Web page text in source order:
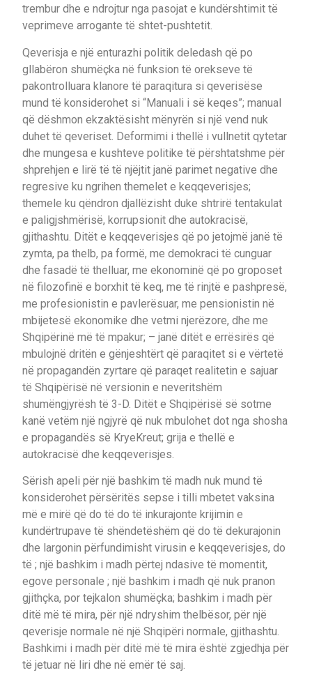
trembur dhe e ndrojtur nga pasojat e kundërshtimit të
veprimeve arrogante të shtet-pushtetit.
Qeverisja e një enturazhi politik deledash që po
gllabëron shumëçka në funksion të orekseve të
pakontrolluara klanore të paraqitura si qeverisëse
mund të konsiderohet si “Manuali i së keqes”; manual
që dëshmon ekzaktësisht mënyrën si një vend nuk
duhet të qeveriset. Deformimi i thellë i vullnetit qytetar
dhe mungesa e kushteve politike të përshtatshme për
shprehjen e lirë të të njëjtit janë parimet negative dhe
regresive ku ngrihen themelet e keqqeverisjes;
themele ku qëndron djallëzisht duke shtrirë tentakulat
e paligjshmërisë, korrupsionit dhe autokracisë,
gjithashtu. Ditët e keqqeverisjes që po jetojmë janë të
zymta, pa thelb, pa formë, me demokraci të cunguar
dhe fasadë të thelluar, me ekonominë që po groposet
në filozofinë e borxhit të keq, me të rinjtë e pashpresë,
me profesionistin e pavlerësuar, me pensionistin në
mbijetesë ekonomike dhe vetmi njerëzore, dhe me
Shqipërinë më të mpakur; – janë ditët e errësirës që
mbulojnë dritën e gënjeshtërt që paraqitet si e vërtetë
në propagandën zyrtare që paraqet realitetin e sajuar
të Shqipërisë në versionin e neveritshëm
shumëngjyrësh të 3-D. Ditët e Shqipërisë së sotme
kanë vetëm një ngjyrë që nuk mbulohet dot nga shosha
e propagandës së KryeKreut; grija e thellë e
autokracisë dhe keqqeverisjes.
Sërish apeli për një bashkim të madh nuk mund të
konsiderohet përsëritës sepse i tilli mbetet vaksina
më e mirë që do të do të inkurajonte krijimin e
kundërtrupave të shëndetëshëm që do të dekurajonin
dhe largonin përfundimisht virusin e keqqeverisjes, do
të ; një bashkim i madh përtej ndasive të momentit,
egove personale ; një bashkim i madh që nuk pranon
gjithçka, por tejkalon shumëçka; bashkim i madh për
ditë më të mira, për një ndryshim thelbësor, për një
qeverisje normale në një Shqipëri normale, gjithashtu.
Bashkimi i madh për ditë më të mira është zgjedhja për
të jetuar në liri dhe në emër të saj.